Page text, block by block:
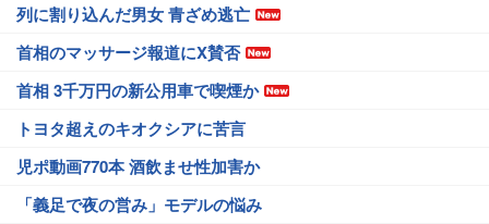
列に割り込んだ男女 青ざめ逃亡
首相のマッサージ報道にX賛否
首相 3千万円の新公用車で喫煙か
トヨタ超えのキオクシアに苦言
児ポ動画770本 酒飲ませ性加害か
「義足で夜の営み」モデルの悩み